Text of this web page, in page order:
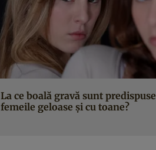
La ce boală gravă sunt predispuse
femeile geloase şi cu toane?